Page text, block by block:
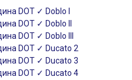
DOT ✓ Doblo I
DOT ✓ Doblo II
DOT ✓ Doblo III
DOT ✓ Ducato 2
DOT ✓ Ducato 3
DOT ✓ Ducato 4